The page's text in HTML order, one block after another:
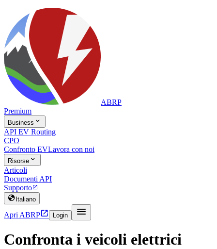
ABRP
Premium
Business 
API EV Routing
CPO
Confronto EVLavora con noi
Risorse 
Articoli
Documenti API
Supporto
 Italiano
Apri ABRP Login 
Confronta i veicoli elettrici